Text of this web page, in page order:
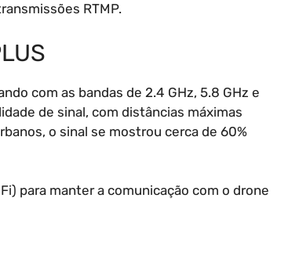
RTMP.
com as bandas de 2.4 GHz, 5.8 GHz e
de sinal, com distâncias máximas
o sinal se mostrou cerca de 60%
para manter a comunicação com o drone